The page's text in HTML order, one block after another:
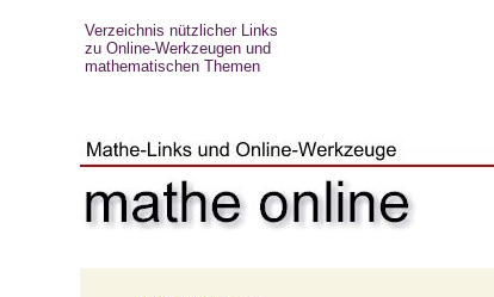
Verzeichnis nützlicher Links
zu Online-Werkzeugen und
mathematischen Themen